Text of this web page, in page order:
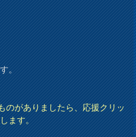
。
ありましたら、応援クリッ
ます。